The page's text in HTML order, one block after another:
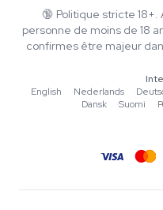
Politique de confidentialité
Rédacteurs
Outils & Calculateurs
🔞 Politique stricte
personne de moins de 18
confirmes être majeur
English
·Nederlands ·
Dansk
·Suomi ·